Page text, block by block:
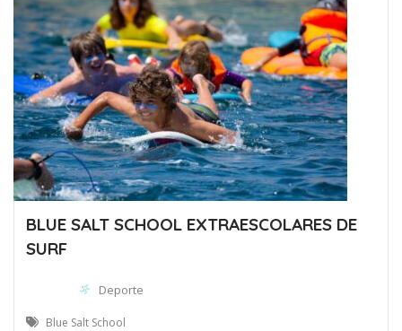
BLUE SALT SCHOOL EXTRAESCOLARES DE
SURF
Deporte
Blue Salt School